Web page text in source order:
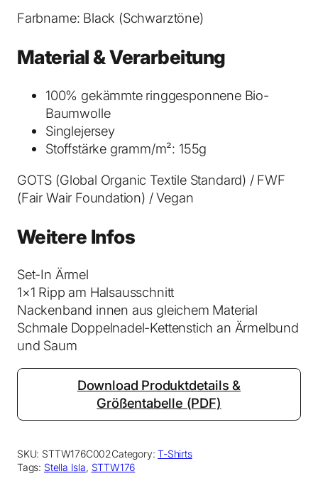
S
i
k
M
n
e
Farbname: Black (Schwarztöne)
Material & Verarbeitung
100% gekämmte ringgesponnene Bio-
Baumwolle
Singlejersey
Stoffstärke gramm/m²: 155g
GOTS (Global Organic Textile Standard) / FWF
(Fair Wair Foundation) / Vegan
Weitere Infos
Set-In Ärmel
1×1 Ripp am Halsausschnitt
Nackenband innen aus gleichem Material
Schmale Doppelnadel-Kettenstich an Ärmelbund
und Saum
Download Produktdetails &
Größentabelle (PDF)
SKU: STTW176C002Category:T-Shirts
Tags: Stella Isla, STTW176